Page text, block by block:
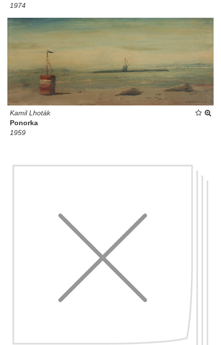
1974
Kamil Lhoták
Ponorka
1959